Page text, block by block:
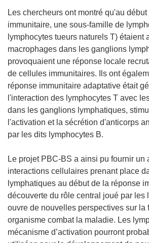
Les chercheurs ont montré qu'au
immunitaire, une sous-famille de
lymphocytes tueurs naturels T) étaient
macrophages dans les ganglions
provoquaient une réponse locale
de cellules immunitaires. Ils ont
réponse immunitaire adaptative était
l'interaction des lymphocytes T avec
dans les ganglions lymphatiques,
l'activation et la sécrétion d'anticorps
par les dits lymphocytes B.
Le projet PBC-BS a ainsi pu fournir un
interactions cellulaires prenant place
lymphatiques au début de la réponse
découverte du rôle central joué par les
ouvre de nouvelles perspectives sur la
organisme combat la maladie. Les
mécanisme d’activation pourront